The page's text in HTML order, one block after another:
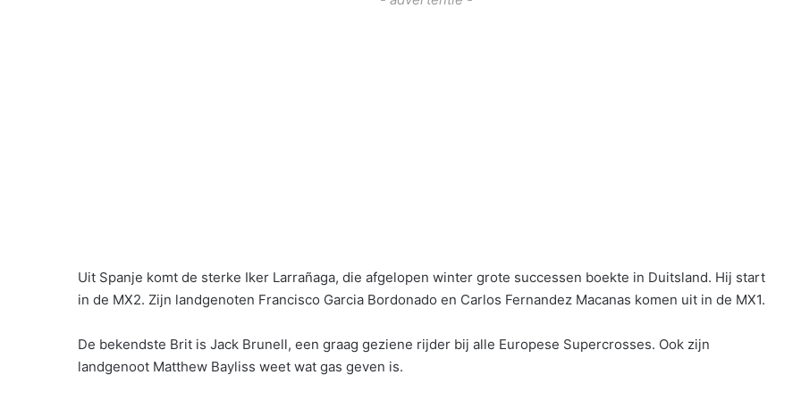
Uit Spanje komt de sterke Iker Larrañaga, die afgelopen winter grote successen boekte in Duitsland. Hij start
in de MX2. Zijn landgenoten Francisco Garcia Bordonado en Carlos Fernandez Macanas komen uit in de MX1.
De bekendste Brit is Jack Brunell, een graag geziene rijder bij alle Europese Supercrosses. Ook zijn
landgenoot Matthew Bayliss weet wat gas geven is.